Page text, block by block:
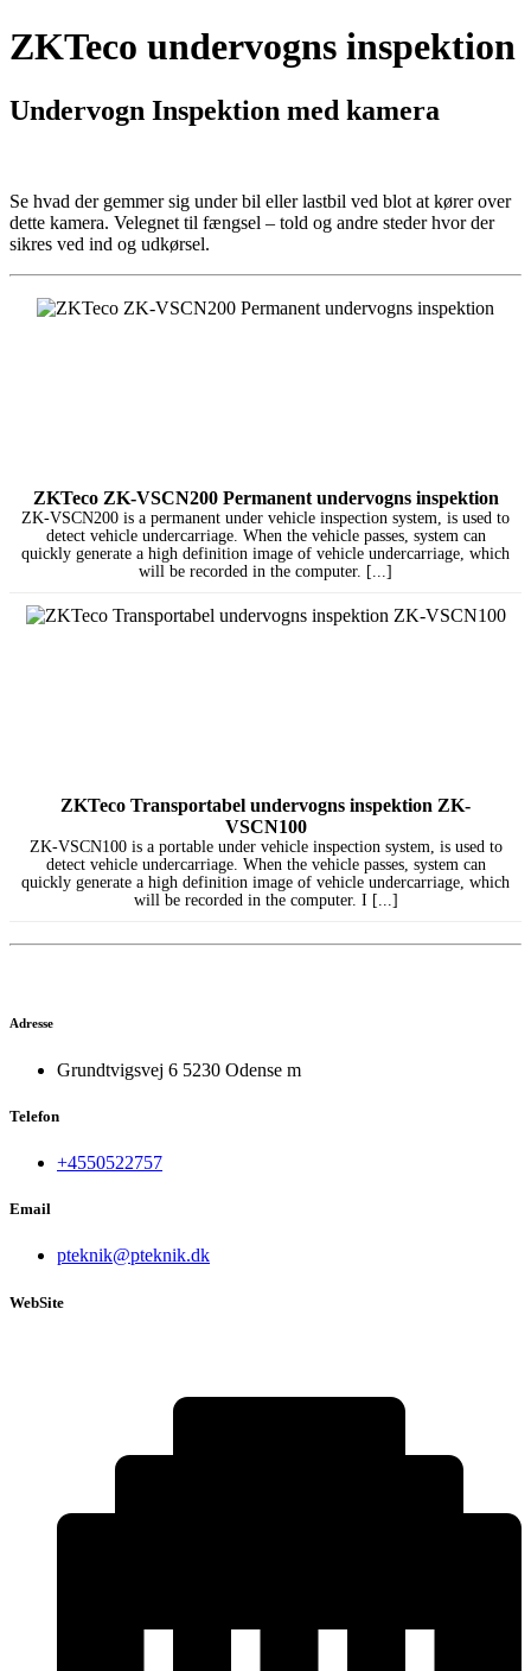
ZKTeco undervogns inspektion
Undervogn Inspektion med kamera
Se hvad der gemmer sig under bil eller lastbil ved blot at kører over
dette kamera. Velegnet til fængsel – told og andre steder hvor der
sikres ved ind og udkørsel.
ZKTeco ZK-VSCN200 Permanent undervogns inspektion
ZK-VSCN200 is a permanent under vehicle inspection system, is used to
detect vehicle undercarriage. When the vehicle passes, system can
quickly generate a high definition image of vehicle undercarriage, which
will be recorded in the computer. [...]
ZKTeco Transportabel undervogns inspektion ZK-
VSCN100
ZK-VSCN100 is a portable under vehicle inspection system, is used to
detect vehicle undercarriage. When the vehicle passes, system can
quickly generate a high definition image of vehicle undercarriage, which
will be recorded in the computer. I [...]
Adresse
Grundtvigsvej 6 5230 Odense m
Telefon
+4550522757
Email
pteknik@pteknik.dk
WebSite